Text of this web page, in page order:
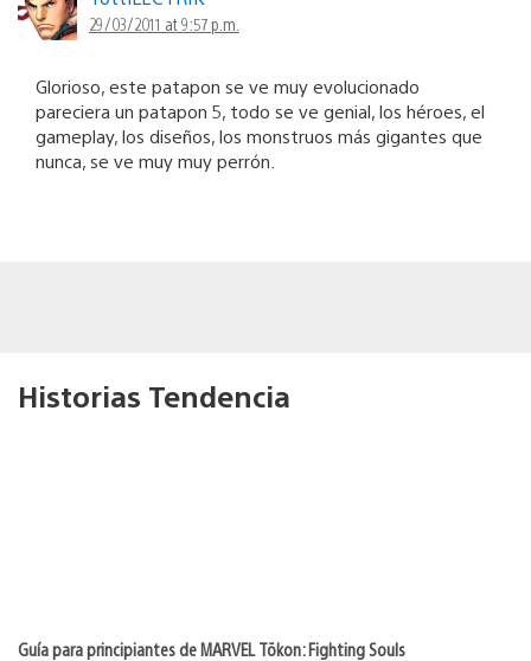
29/03/2011 at 9:57 p.m.
Glorioso, este patapon se ve muy evolucionado
pareciera un patapon 5, todo se ve genial, los héroes, el
gameplay, los diseños, los monstruos más gigantes que
nunca, se ve muy muy perrón.
Historias Tendencia
Guía para principiantes de MARVEL Tōkon: Fighting Souls